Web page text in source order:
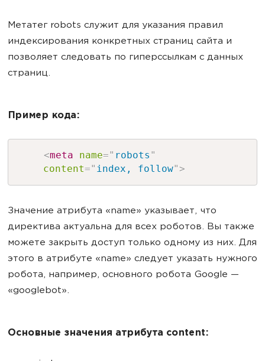
Метатег robots служит для указания правил
индексирования конкретных страниц сайта и
позволяет следовать по гиперссылкам с данных
страниц.
Пример кода:
<meta name=" robots "
content=" index, follow">
Значение атрибута «name» указывает, что
директива актуальна для всех роботов. Вы также
можете закрыть доступ только одному из них. Для
этого в атрибуте «name» следует указать нужного
робота, например, основного робота Google —
«googlebot».
Основные значения атрибута content: